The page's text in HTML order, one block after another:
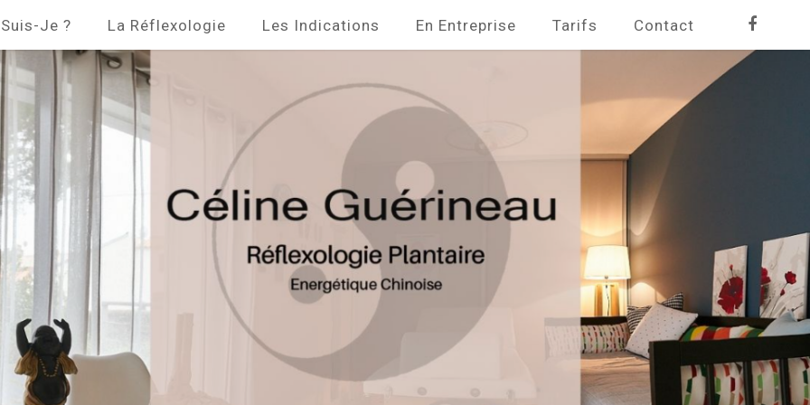
Je ? La Réflexologie Les Indications En Entreprise Tarifs Contact